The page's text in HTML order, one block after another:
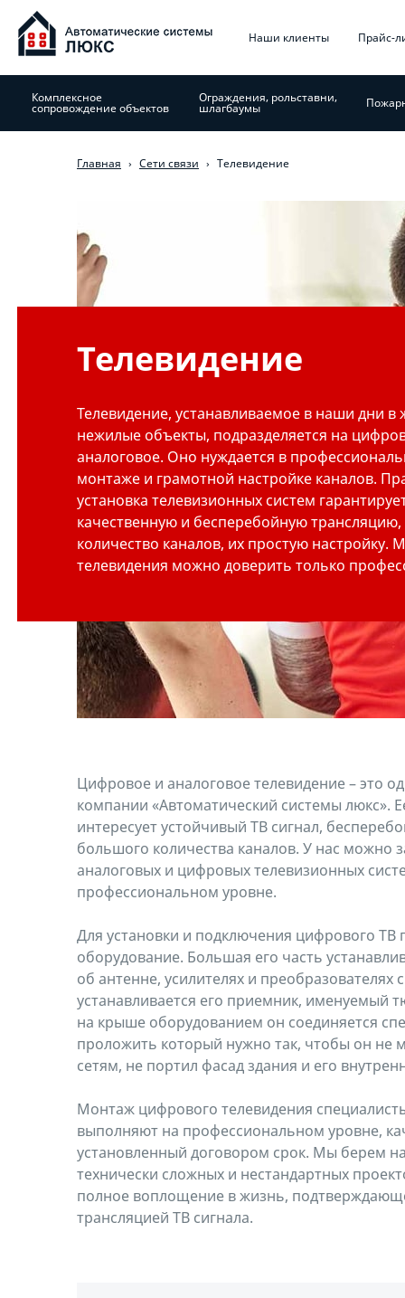
Jump
navigation
Главное
меню
Наши клиенты Прайс-
Комплексное
сопровождение объектов
Ограждения, рольставни,
шлагбаумы
здесь
Главная › Сети связи › Телевидение
Телевидение
Телевидение, устанавливаемое в наши дни в
нежилые объекты, подразделяется на
аналоговое. Оно нуждается в
монтаже и грамотной настройке каналов.
установка телевизионных систем
качественную и бесперебойную
количество каналов, их простую настройку.
телевидения можно доверить только
Цифровое и аналоговое телевидение – это
компании «Автоматический системы люкс».
интересует устойчивый ТВ сигнал,
большого количества каналов. У нас можно
аналоговых и цифровых телевизионных
профессиональном уровне.
Для установки и подключения цифрового ТВ
оборудование. Большая его часть
об антенне, усилителях и
устанавливается его приемник, именуемый
на крыше оборудованием он соединяется
проложить который нужно так, чтобы он
сетям, не портил фасад здания и его
Монтаж цифрового телевидения
выполняют на профессиональном уровне,
установленный договором срок. Мы берем
технически сложных и нестандартных
полное воплощение в жизнь,
трансляцией ТВ сигнала.